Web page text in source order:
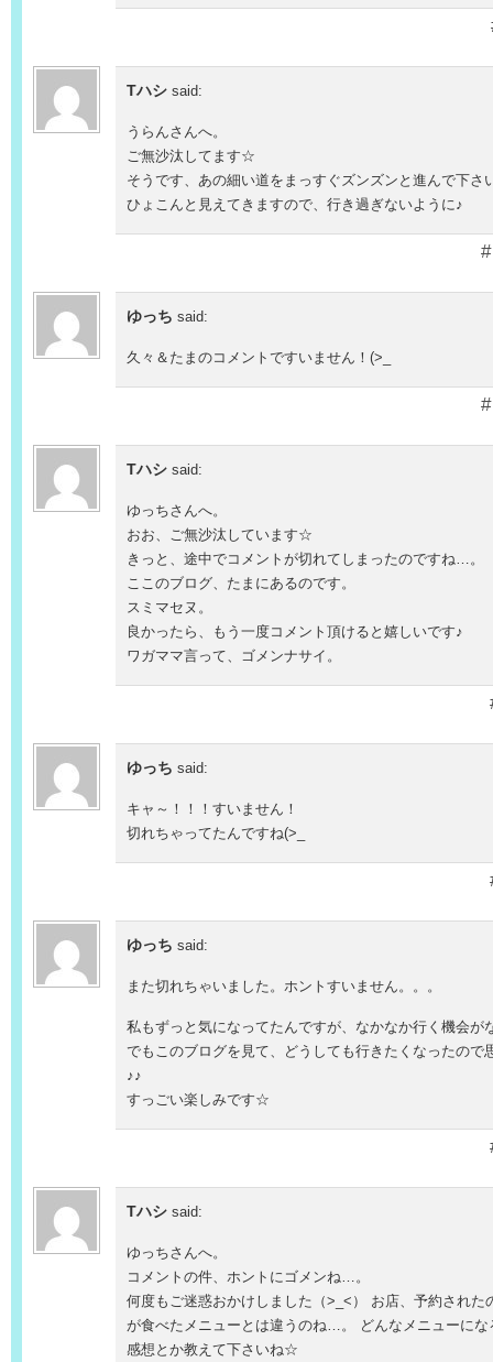
Tハシ said:
うらんさんへ。
ご無沙汰してます☆
そうです、あの細い道をまっすぐズンズンと進んで下さ
ひょこんと見えてきますので、行き過ぎないように♪
ゆっち said:
久々＆たまのコメントですいません！(>_
Tハシ said:
ゆっちさんへ。
おお、ご無沙汰しています☆
きっと、途中でコメントが切れてしまったのですね…。
ここのブログ、たまにあるのです。
スミマセヌ。
良かったら、もう一度コメント頂けると嬉しいです♪
ワガママ言って、ゴメンナサイ。
ゆっち said:
キャ～！！！すいません！
切れちゃってたんですね(>_
ゆっち said:
また切れちゃいました。ホントすいません。。。
私もずっと気になってたんですが、なかなか行く機会が
でもこのブログを見て、どうしても行きたくなったので
♪♪
すっごい楽しみです☆
Tハシ said:
ゆっちさんへ。
コメントの件、ホントにゴメンね…。
何度もご迷惑おかけしました（>_<） お店、予約された
が食べたメニューとは違うのね…。 どんなメニューにな
感想とか教えて下さいね☆